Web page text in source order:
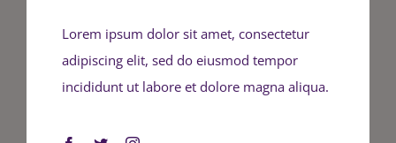
Lorem ipsum dolor sit amet, consectetur
adipiscing elit, sed do eiusmod tempor
incididunt ut labore et dolore magna aliqua.